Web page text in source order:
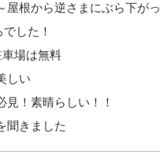
屋根から逆さまにぶら下が
した！
場は無料
しい
見！素晴らしい！！
聞きました